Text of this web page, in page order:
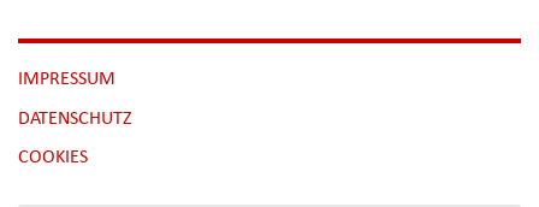
NAVIGATION
ÜBERSPRINGEN
IMPRESSUM
DATENSCHUTZ
[NBSP]
COOKIES